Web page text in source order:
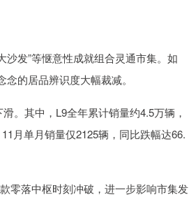
沙发”等惬意性成就组合灵通市集。如
的居品辨识度大幅裁减。
。其中，L9全年累计销量约4.5万辆，
月单月销量仅2125辆，同比跌幅达66.
零落中枢时刻冲破，进一步影响市集发